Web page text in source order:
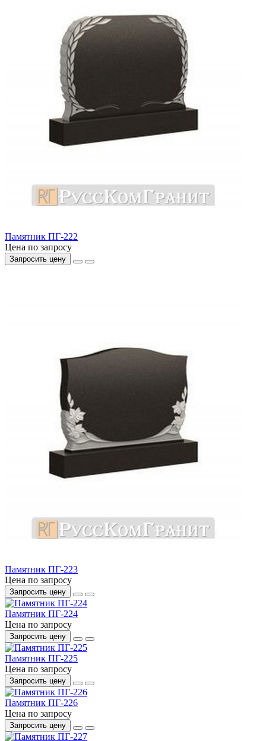
Памятник ПГ-222
Цена по запросу
Запросить цену
Памятник ПГ-223
Цена по запросу
Запросить цену
Памятник ПГ-224
Цена по запросу
Запросить цену
Памятник ПГ-225
Цена по запросу
Запросить цену
Памятник ПГ-226
Цена по запросу
Запросить цену